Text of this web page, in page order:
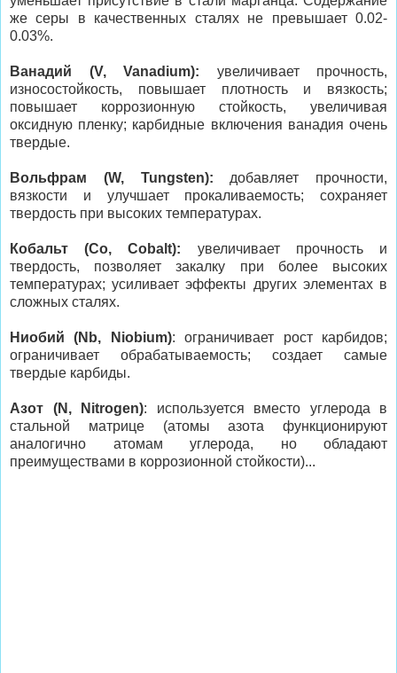
же серы в качественных сталях не превышает 0.02-
0.03%.
Ванадий (V, Vanadium): увеличивает прочность,
износостойкость, повышает плотность и вязкость;
повышает коррозионную стойкость, увеличивая
оксидную пленку; карбидные включения ванадия очень
твердые.
Вольфрам (W, Tungsten): добавляет прочности,
вязкости и улучшает прокаливаемость; сохраняет
твердость при высоких температурах.
Кобальт (Co, Cobalt): увеличивает прочность и
твердость, позволяет закалку при более высоких
температурах; усиливает эффекты других элементах в
сложных сталях.
Ниобий (Nb, Niobium): ограничивает рост карбидов;
ограничивает обрабатываемость; создает самые
твердые карбиды.
Азот (N, Nitrogen): используется вместо углерода в
стальной матрице (атомы азота функционируют
аналогично атомам углерода, но обладают
преимуществами в коррозионной стойкости)...